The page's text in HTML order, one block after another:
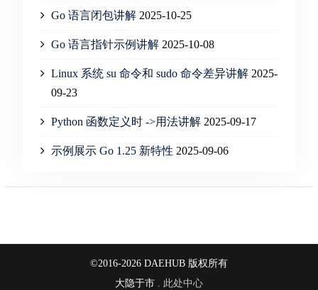
Go 语言闭包讲解 2025-10-25
Go 语言指针示例讲解 2025-10-08
Linux 系统 su 命令和 sudo 命令差异讲解 2025-
09-23
Python 函数定义时 ->用法讲解 2025-09-17
示例展示 Go 1.25 新特性 2025-09-06
©2016-2026 DAEHUB 版权所有
大隐于市 . 此处中心